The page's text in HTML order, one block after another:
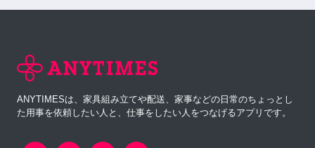
ANYTIMESは、家具組み立てや配送、家事などの日常のちょっとし
た用事を依頼したい人と、仕事をしたい人をつなげるアプリです。